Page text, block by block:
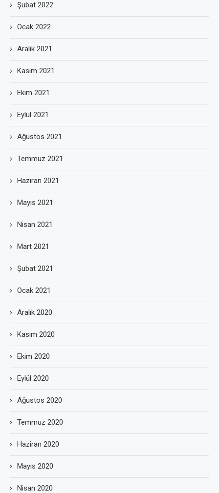
Şubat 2022
Ocak 2022
Aralık 2021
Kasım 2021
Ekim 2021
Eylül 2021
Ağustos 2021
Temmuz 2021
Haziran 2021
Mayıs 2021
Nisan 2021
Mart 2021
Şubat 2021
Ocak 2021
Aralık 2020
Kasım 2020
Ekim 2020
Eylül 2020
Ağustos 2020
Temmuz 2020
Haziran 2020
Mayıs 2020
Nisan 2020